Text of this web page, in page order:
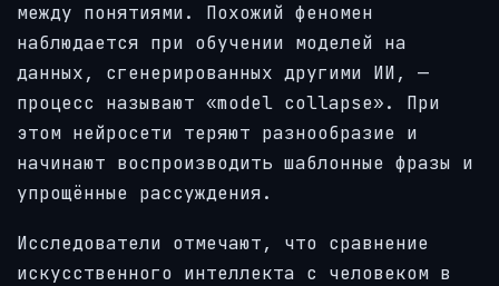
между понятиями. Похожий феномен
наблюдается при обучении моделей на
данных, сгенерированных другими ИИ, —
процесс называют «model collapse». При
этом нейросети теряют разнообразие и
начинают воспроизводить шаблонные фразы и
упрощённые рассуждения.
Исследователи отмечают, что сравнение
искусственного интеллекта с человеком в